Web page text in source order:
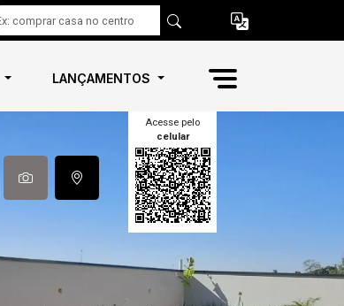
LANÇAMENTOS
Acesse pelo
celular